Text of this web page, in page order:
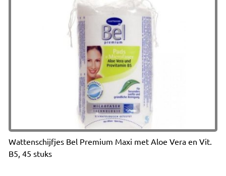
Wattenschijfjes Bel Premium Maxi met Aloe Vera en Vit.
B5, 45 stuks